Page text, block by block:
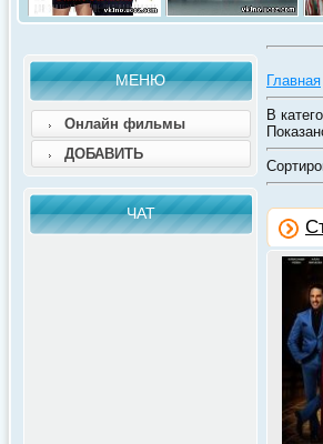
МЕНЮ
Онлайн фильмы
ДОБАВИТЬ
ЧАТ
Главная
В